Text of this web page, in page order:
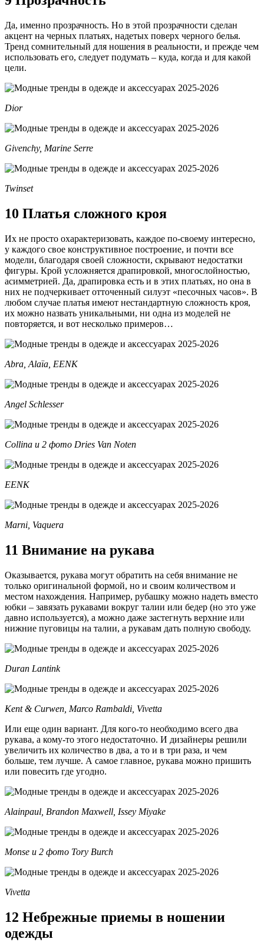
Да, именно прозрачность. Но в этой прозрачности сделан
акцент на черных платьях, надетых поверх черного белья.
Тренд сомнительный для ношения в реальности, и прежде чем
использовать его, следует подумать – куда, когда и для какой
цели.
Dior
Givenchy, Marine Serre
Twinset
10 Платья сложного кроя
Их не просто охарактеризовать, каждое по-своему интересно,
у каждого свое конструктивное построение, и почти все
модели, благодаря своей сложности, скрывают недостатки
фигуры. Крой усложняется драпировкой, многослойностью,
асимметрией. Да, драпировка есть и в этих платьях, но она в
них не подчеркивает отточенный силуэт «песочных часов». В
любом случае платья имеют нестандартную сложность кроя,
их можно назвать уникальными, ни одна из моделей не
повторяется, и вот несколько примеров…
Abra, Alaïa, EENK
Angel Schlesser
Collina и 2 фото Dries Van Noten
EENK
Marni, Vaquera
11 Внимание на рукава
Оказывается, рукава могут обратить на себя внимание не
только оригинальной формой, но и своим количеством и
местом нахождения. Например, рубашку можно надеть вместо
юбки – завязать рукавами вокруг талии или бедер (но это уже
давно используется), а можно даже застегнуть верхние или
нижние пуговицы на талии, а рукавам дать полную свободу.
Duran Lantink
Kent & Curwen, Marco Rambaldi, Vivetta
Или еще один вариант. Для кого-то необходимо всего два
рукава, а кому-то этого недостаточно. И дизайнеры решили
увеличить их количество в два, а то и в три раза, и чем
больше, тем лучше. А самое главное, рукава можно пришить
или повесить где угодно.
Alainpaul, Brandon Maxwell, Issey Miyake
Monse и 2 фото Tory Burch
Vivetta
12 Небрежные приемы в ношении
одежды